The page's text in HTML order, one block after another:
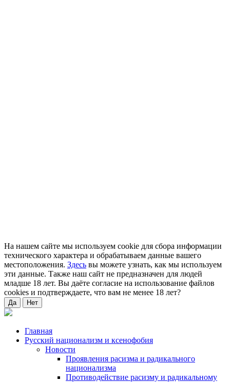
На нашем сайте мы используем cookie для сбора информации
технического характера и обрабатываем данные вашего
местоположения. Здесь вы можете узнать, как мы используем
эти данные. Также наш сайт не предназначен для людей
младше 18 лет. Вы даёте согласие на использование файлов
cookies и подтверждаете, что вам не менее 18 лет?
Да Нет
Главная
Русский национализм и ксенофобия
Новости
Проявления расизма и радикального
национализма
Противодействие расизму и радикальному